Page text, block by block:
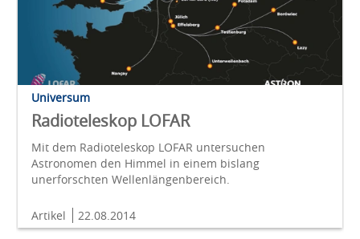
Universum
Radioteleskop LOFAR
Mit dem Radioteleskop LOFAR untersuchen
Astronomen den Himmel in einem bislang
unerforschten Wellenlängenbereich.
Artikel 22.08.2014